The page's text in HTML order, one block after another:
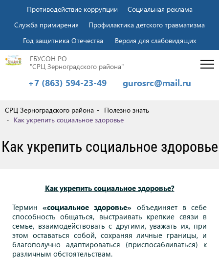
Противодействие коррупции
Социальная реклама
Служба примирения
Профилактика детского травматизма
Год защитника Отечества
Версия для слабовидящих
ГБУСОН РО
"СРЦ Зерноградского района"
+7 (863) 594-23-49 gurosrc@mail.ru
СРЦ Зерноградского района
Полезно знать
Как укрепить социальное здоровье
Как укрепить социальное здоровье
Как укрепить социальное здоровье?
Термин«социальное здоровье» объединяет в себе
способность общаться, выстраивать крепкие связи в
семье, взаимодействовать с другими, уважать их, при
этом оставаться собой, сохраняя личные границы, и
благополучно адаптироваться (приспосабливаться) к
различным обстоятельствам.